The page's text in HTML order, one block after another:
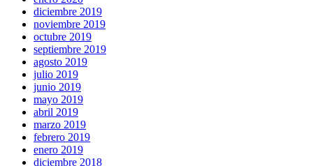
diciembre 2019
noviembre 2019
octubre 2019
septiembre 2019
agosto 2019
julio 2019
junio 2019
mayo 2019
abril 2019
marzo 2019
febrero 2019
enero 2019
diciembre 2018